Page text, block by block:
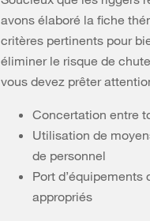
avons élaboré la fiche
critères pertinents pour
éliminer le risque de
vous devez prêter
Concertation entre
Utilisation de
de personnel
Port
appropriés